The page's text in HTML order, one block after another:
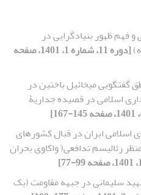
و فهم ظهور بنیاد‌گرایی در
[دوره 11، شماره 1، 1401، صفحه
گفتگویی میخائیل باختین در
اسلامی در قصیده جداریۀ
اسلامی ایران در قبال کشورهای
رئالیسم تدافعی( واکاوی بحران
سلیمانی در جبهه مقاومت (یک